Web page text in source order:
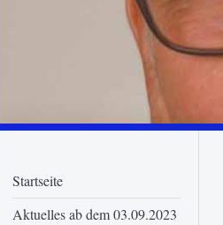
Startseite
Aktuelles ab dem 03.09.2023